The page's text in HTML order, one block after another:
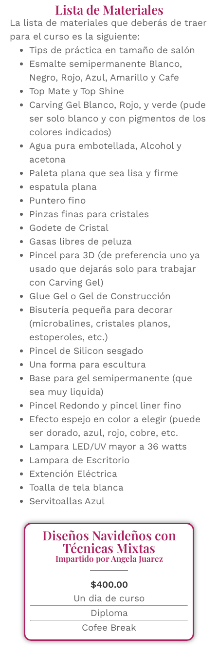
Lista de Materiales
La lista de materiales que deberás de traer
para el curso es la siguiente:
Tips de práctica en tamaño de salón
Esmalte semipermanente Blanco,
Negro, Rojo, Azul, Amarillo y Cafe
Top Mate y Top Shine
Carving Gel Blanco, Rojo, y verde (pude
ser solo blanco y con pigmentos de los
colores indicados)
Agua pura embotellada, Alcohol y
acetona
Paleta plana que sea lisa y firme
espatula plana
Puntero fino
Pinzas finas para cristales
Godete de Cristal
Gasas libres de peluza
Pincel para 3D (de preferencia uno ya
usado que dejarás solo para trabajar
con Carving Gel)
Glue Gel o Gel de Construcción
Bisutería pequeña para decorar
(microbalines, cristales planos,
estoperoles, etc.)
Pincel de Silicon sesgado
Una forma para escultura
Base para gel semipermanente (que
sea muy liquida)
Pincel Redondo y pincel liner fino
Efecto espejo en color a elegir (puede
ser dorado, azul, rojo, cobre, etc.
Lampara LED/UV mayor a 36 watts
Lampara de Escritorio
Extención Eléctrica
Toalla de tela blanca
Servitoallas Azul
Diseños Navideños con
Técnicas Mixtas
Impartido por Angela Juarez
$400.00
Un dia de curso
Diploma
Cofee Break